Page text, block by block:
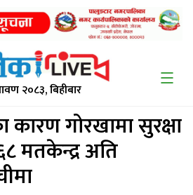
२०८३, बिहीबार
कारणगोरखामा सुरक्षा
मतकेन्द्र अति